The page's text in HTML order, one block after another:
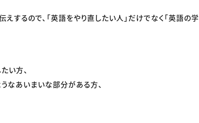
えするので、「英語をやり直したい人」だけでなく「英語の学
い方、
なあいまいな部分がある方、